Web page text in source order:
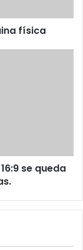
física
se queda